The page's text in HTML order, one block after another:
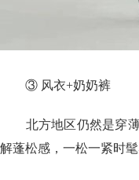
③ 风衣+奶奶裤
北方地区仍然是穿薄
解蓬松感，一松一紧时